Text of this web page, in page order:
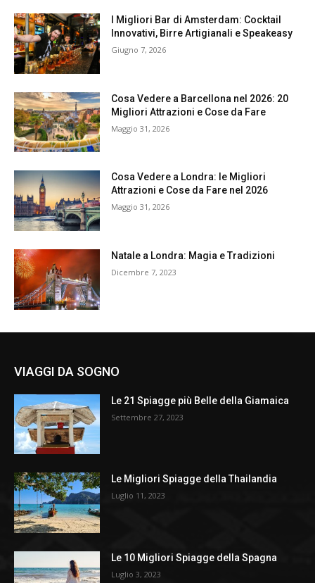
I Migliori Bar di Amsterdam: Cocktail
Innovativi, Birre Artigianali e Speakeasy
Giugno 7, 2026
Cosa Vedere a Barcellona nel 2026: 20
Migliori Attrazioni e Cose da Fare
Maggio 31, 2026
Cosa Vedere a Londra: le Migliori
Attrazioni e Cose da Fare nel 2026
Maggio 31, 2026
Natale a Londra: Magia e Tradizioni
Dicembre 7, 2023
VIAGGI DA SOGNO
Le 21 Spiagge più Belle della Giamaica
Settembre 27, 2023
Le Migliori Spiagge della Thailandia
Luglio 11, 2023
Le 10 Migliori Spiagge della Spagna
Luglio 3, 2023